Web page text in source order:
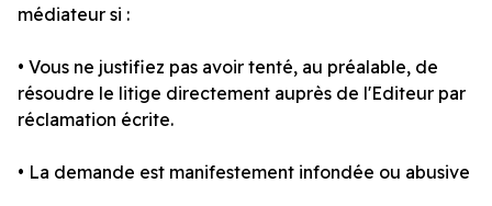
médiateur si :
• Vous ne justifiez pas avoir tenté, au préalable, de
résoudre le litige directement auprès de l'Editeur par
réclamation écrite.
• La demande est manifestement infondée ou abusive